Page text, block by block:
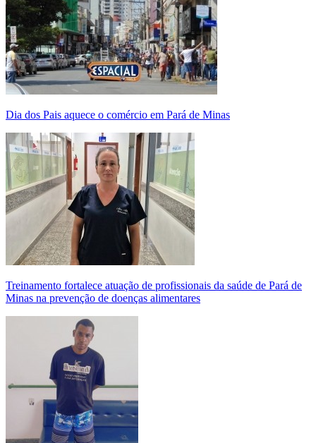
Dia dos Pais aquece o comércio em Pará de Minas
Treinamento fortalece atuação de profissionais da saúde de Pará de
Minas na prevenção de doenças alimentares